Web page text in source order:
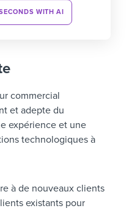
WITH AI
commercial
et adepte du
expérience et une
technologiques à
à de nouveaux clients
existants pour